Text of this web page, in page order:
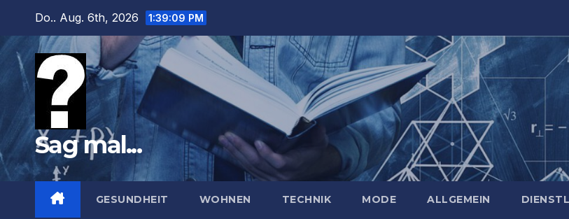
springen
Do.. Aug. 6th, 2026 1:39:10 PM
Sag mal...
GESUNDHEIT WOHNEN TECHNIK MODE ALLGEMEIN